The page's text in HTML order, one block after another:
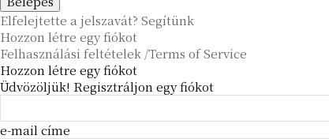
Elfelejtette a jelszavát? Segítünk
Hozzon létre egy fiókot
Felhasználási feltételek /Terms of Service
Hozzon létre egy fiókot
Üdvözöljük! Regisztráljon egy fiókot
e-mail címe